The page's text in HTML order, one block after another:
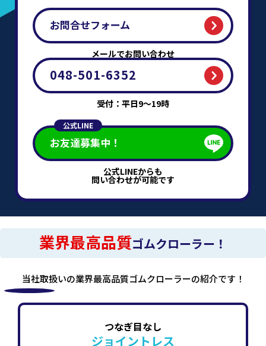
お問合せフォーム
メールでお問い合わせ
048-501-6352
受付：平日9～19時
公式LINE
お友達募集中！
公式LINEからも
問い合わせが可能です
業界最高品質ゴムクローラー！
当社取扱いの業界最高品質ゴムクローラーの紹介です！
つなぎ目なし
ジョイントレス